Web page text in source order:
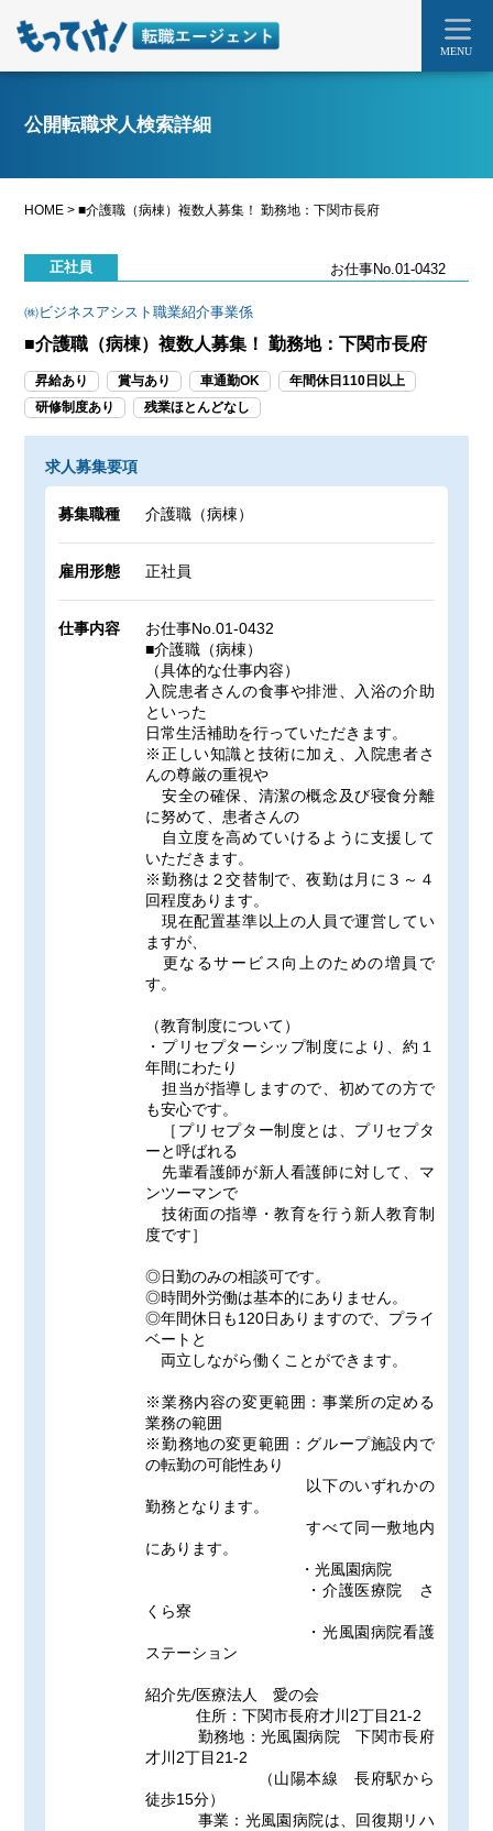
MENU
公開転職求人検索詳細
HOME >■介護職（病棟）複数人募集！ 勤務地：下関市長府
正社員 お仕事No.01-0432
㈱ビジネスアシスト職業紹介事業係
■介護職（病棟）複数人募集！ 勤務地：下関市長府
昇給あり 賞与あり 車通勤OK
年間休日110日以上
研修制度あり
残業ほとんどなし
求人募集要項
募集職種 介護職（病棟）
雇用形態 正社員
仕事内容
お仕事No.01-0432
■介護職（病棟）
（具体的な仕事内容）
入院患者さんの食事や排泄、入浴の介助
といった
日常生活補助を行っていただきます。
※正しい知識と技術に加え、入院患者さ
んの尊厳の重視や
安全の確保、清潔の概念及び寝食分離
に努めて、患者さんの
自立度を高めていけるように支援して
いただきます。
※勤務は２交替制で、夜勤は月に３～４
回程度あります。
現在配置基準以上の人員で運営してい
ますが、
更なるサービス向上のための増員で
す。
（教育制度について）
・プリセプターシップ制度により、約１
年間にわたり
担当が指導しますので、初めての方で
も安心です。
［プリセプター制度とは、プリセプタ
ーと呼ばれる
先輩看護師が新人看護師に対して、マ
ンツーマンで
技術面の指導・教育を行う新人教育制
度です］
◎日勤のみの相談可です。
◎時間外労働は基本的にありません。
◎年間休日も120日ありますので、プライ
ベートと
両立しながら働くことができます。
※業務内容の変更範囲：事業所の定める
業務の範囲
※勤務地の変更範囲：グループ施設内で
の転勤の可能性あり
以下のいずれかの
勤務となります。
すべて同一敷地内
にあります。
・光風園病院
・介護医療院 さ
くら寮
・光風園病院看護
ステーション
紹介先/医療法人 愛の会
住所：下関市長府才川2丁目21-2
勤務地：光風園病院 下関市長府
才川2丁目21-2
（山陽本線 長府駅から
徒歩15分）
事業：光風園病院は、回復期リハ